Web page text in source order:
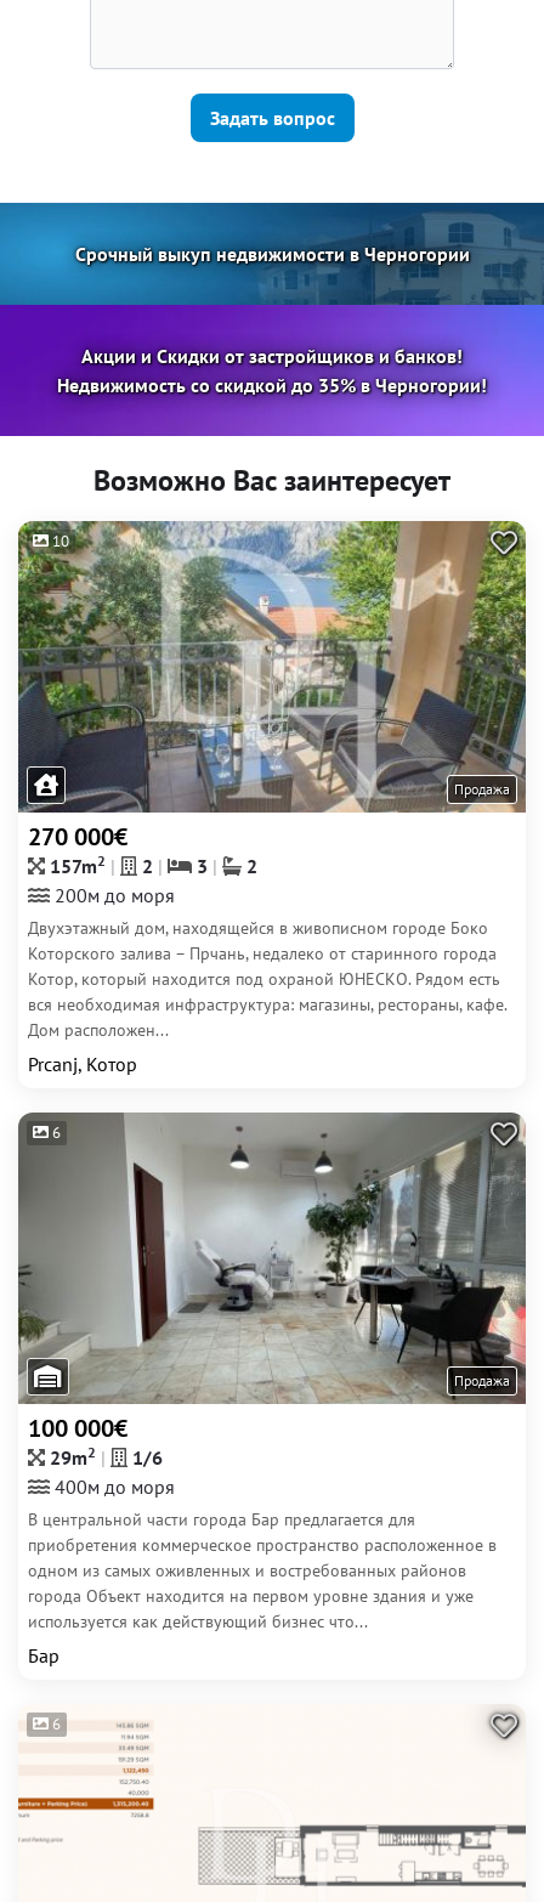
Задать вопрос
Срочный выкуп недвижимости в Черногории
Акции и Скидки от застройщиков и банков!
Недвижимость со скидкой до 35% в Черногории!
Возможно Вас заинтересует
10
Продажа
270 000€
157m2 2 3
2
200м до моря
Двухэтажный дом, находящейся в живописном городе Боко
Которского залива – Прчань, недалеко от старинного города
Котор, который находится под охраной ЮНЕСКО. Рядом есть
вся необходимая инфраструктура: магазины, рестораны, кафе.
Дом расположен...
Prcanj, Котор
6
Продажа
100 000€
29m2
1/6
400м до моря
В центральной части города Бар предлагается для
приобретения коммерческое пространство расположенное в
одном из самых оживленных и востребованных районов
города Объект находится на первом уровне здания и уже
используется как действующий бизнес что...
Бар
6